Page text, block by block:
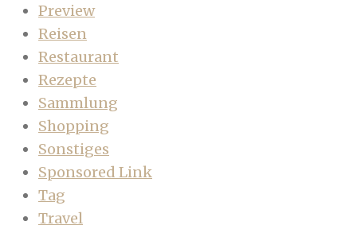
Preview
Reisen
Restaurant
Rezepte
Sammlung
Shopping
Sonstiges
Sponsored Link
Tag
Travel